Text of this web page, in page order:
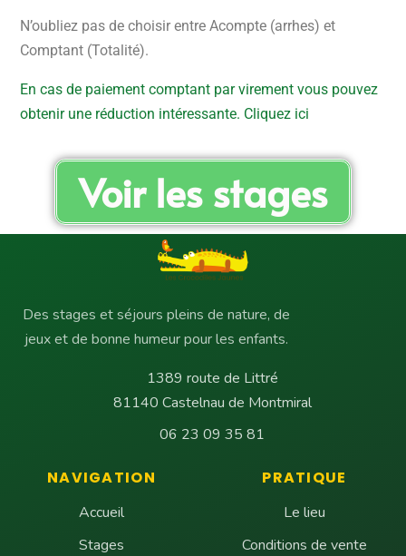
N’oubliez pas de choisir entre Acompte (arrhes) et
Comptant (Totalité).
En cas de paiement comptant par virement vous pouvez
obtenir une réduction intéressante. Cliquez ici
Voir les stages
Des stages et séjours pleins de nature, de
jeux et de bonne humeur pour les enfants.
1389 route de Littré
81140 Castelnau de Montmiral
06 23 09 35 81
NAVIGATION
Accueil
Stages
PRATIQUE
Le lieu
Conditions de vente